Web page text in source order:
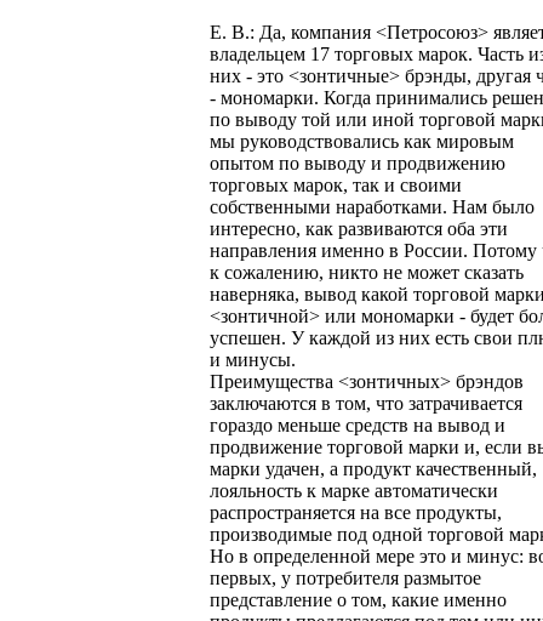
Е. В.: Да, компания <Петросоюз>
владельцем 17 торговых марок. Часть
них - это <зонтичные> брэнды, другая
- мономарки. Когда принимались
по выводу той или иной торговой
мы руководствовались как мировым
опытом по выводу и продвижению
торговых марок, так и своими
собственными наработками. Нам было
интересно, как развиваются оба эти
направления именно в России. Потому
к сожалению, никто не может сказать
наверняка, вывод какой торговой
<зонтичной> или мономарки - будет
успешен. У каждой из них есть свои
и минусы.
Преимущества <зонтичных> брэндов
заключаются в том, что затрачивается
гораздо меньше средств на вывод и
продвижение торговой марки и, если
марки удачен, а продукт качественный,
лояльность к марке автоматически
распространяется на все продукты,
производимые под одной торговой
Но в определенной мере это и минус:
первых, у потребителя размытое
представление о том, какие именно